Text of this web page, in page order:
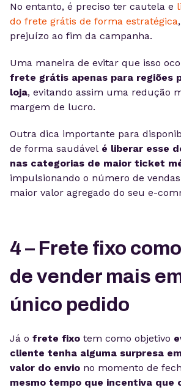
No entanto, é preciso ter cautela e
do frete grátis de forma estratégica
prejuízo ao fim da campanha.
Uma maneira de evitar que isso
frete grátis apenas para regiões
loja, evitando assim uma redução
margem de lucro.
Outra dica importante para
de forma saudável é liberar esse
nas categorias de maior ticket
impulsionando o número de
maior valor agregado do seu e-
4 – Frete fixo
de vender mais
único pedido
Já o frete fixo tem como objetivo
cliente tenha alguma surpresa
valor do envio no momento de
mesmo tempo que incentiva que